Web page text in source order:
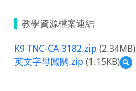
教學資源檔案連結
K9-TNC-CA-3182.zip (2.34MB)
英文字母闖關.zip (1.15KB)
預
覽